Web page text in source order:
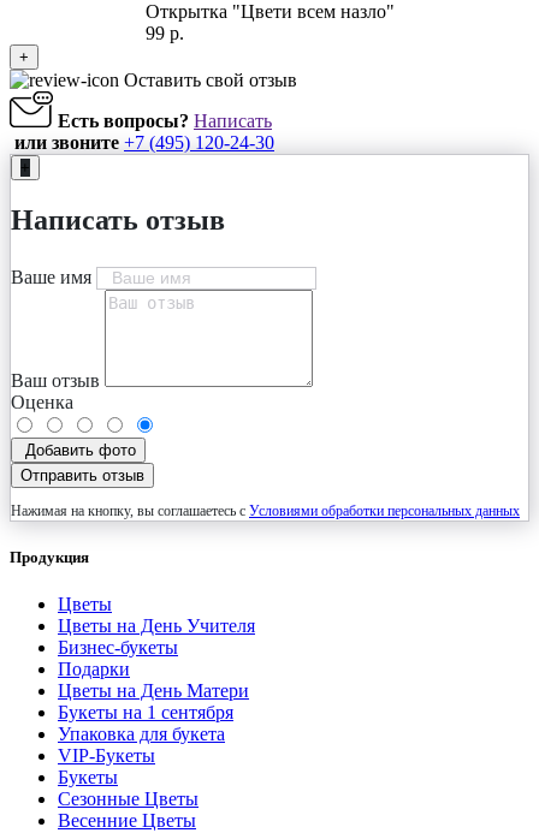
Открытка "Цвети всем назло"
99 р.
+
Оставить свой отзыв
Есть вопросы? Написать
или звоните +7 (495) 120-24-30
+
Написать отзыв
Ваше имя
Ваш отзыв
Оценка
Добавить фото
Отправить отзыв
Нажимая на кнопку, вы соглашаетесь с Условиями обработки персональных данных
Продукция
Цветы
Цветы на День Учителя
Бизнес-букеты
Подарки
Цветы на День Матери
Букеты на 1 сентября
Упаковка для букета
VIP-Букеты
Букеты
Сезонные Цветы
Весенние Цветы